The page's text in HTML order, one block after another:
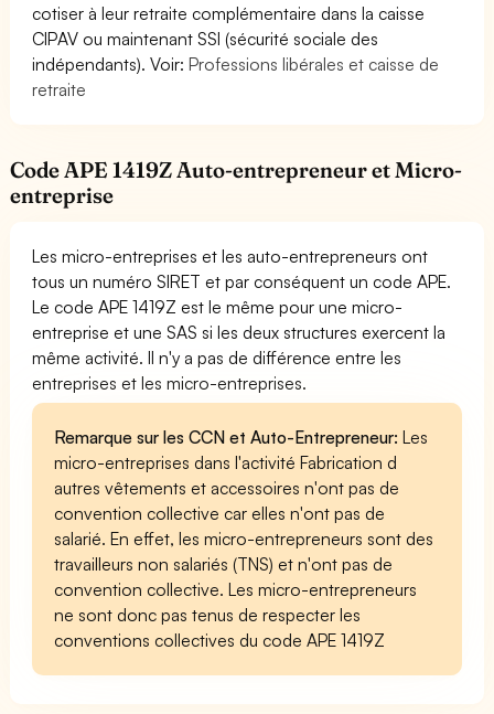
cotiser à leur retraite complémentaire dans la caisse
CIPAV ou maintenant SSI (sécurité sociale des
indépendants). Voir:Professions libérales et caisse de
retraite
Code APE 1419Z Auto-entrepreneur et Micro-
entreprise
Les micro-entreprises et les auto-entrepreneurs ont
tous un numéro SIRET et par conséquent un code APE.
Le code APE 1419Z est le même pour une micro-
entreprise et une SAS si les deux structures exercent la
même activité. Il n'y a pas de différence entre les
entreprises et les micro-entreprises.
Remarque sur les CCN et Auto-Entrepreneur: Les
micro-entreprises dans l'activité Fabrication d
autres vêtements et accessoires n'ont pas de
convention collective car elles n'ont pas de
salarié. En effet, les micro-entrepreneurs sont des
travailleurs non salariés (TNS) et n'ont pas de
convention collective. Les micro-entrepreneurs
ne sont donc pas tenus de respecter les
conventions collectives du code APE 1419Z